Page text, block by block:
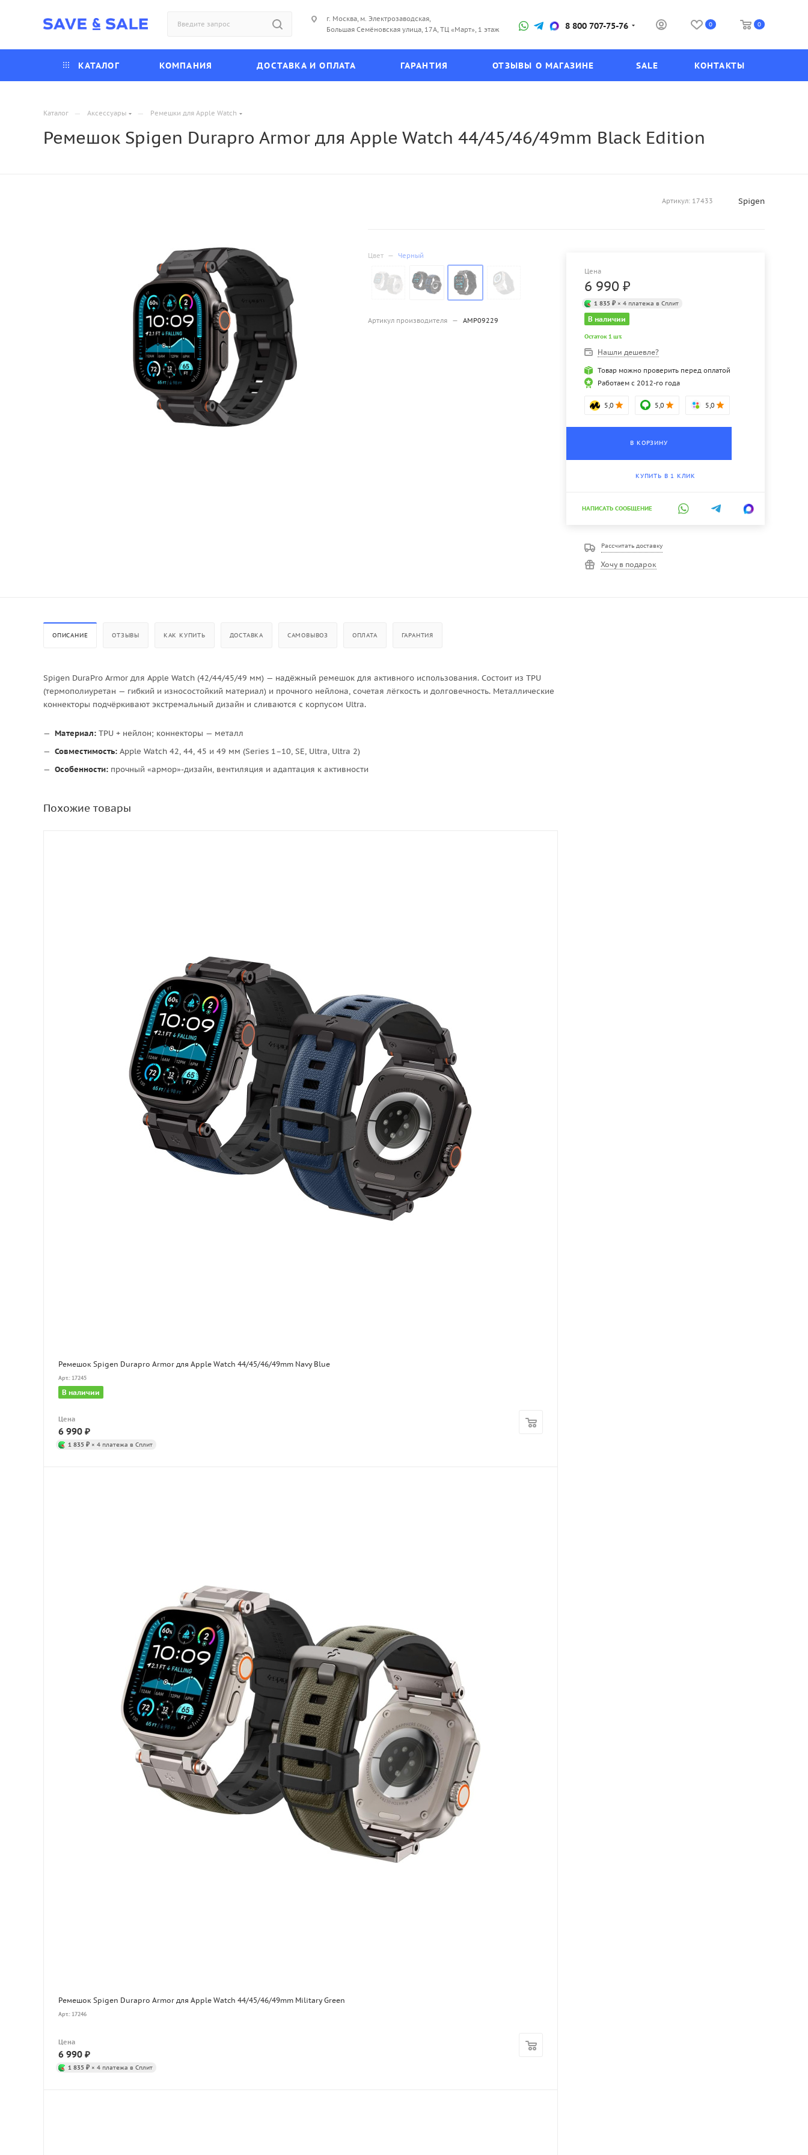
г. Москва, м. Электрозаводская,
Большая Семёновская улица, 17А, ТЦ «Март», 1 этаж
8 800 707-75-76 0 0
КАТАЛОГ КОМПАНИЯ ДОСТАВКА И ОПЛАТА ГАРАНТИЯ ОТЗЫВЫ О МАГАЗИНЕ SALE КОНТАКТЫ
Каталог — Аксессуары — Ремешки для Apple Watch
Ремешок Spigen Durapro Armor для Apple Watch 44/45/46/49mm Black Edition
Артикул: 17433 Spigen
Цвет — Черный
Артикул производителя — AMP09229
Цена
6 990 ₽
1 835 ₽ × 4 платежа в Сплит
В наличии
Остаток 1 шт.
Нашли дешевле?
Товар можно проверить перед оплатой
Работаем с 2012-го года
5,0 5,0 5,0
В КОРЗИНУ
КУПИТЬ В 1 КЛИК
НАПИСАТЬ СООБЩЕНИЕ
Рассчитать доставку
Хочу в подарок
ОПИСАНИЕ ОТЗЫВЫ КАК КУПИТЬ ДОСТАВКА САМОВЫВОЗ ОПЛАТА ГАРАНТИЯ
Spigen DuraPro Armor для Apple Watch (42/44/45/49 мм) — надёжный ремешок для активного использования. Состоит из TPU
(термополиуретан — гибкий и износостойкий материал) и прочного нейлона, сочетая лёгкость и долговечность. Металлические
коннекторы подчёркивают экстремальный дизайн и сливаются с корпусом Ultra.
Материал: TPU + нейлон; коннекторы — металл
Совместимость: Apple Watch 42, 44, 45 и 49 мм (Series 1–10, SE, Ultra, Ultra 2)
Особенности: прочный «армор»-дизайн, вентиляция и адаптация к активности
Похожие товары
Ремешок Spigen Durapro Armor для Apple Watch 44/45/46/49mm Navy Blue
Арт.: 17245
В наличии
Цена
6 990 ₽
1 835 ₽ × 4 платежа в Сплит
Ремешок Spigen Durapro Armor для Apple Watch 44/45/46/49mm Military Green
Арт.: 17246
Цена
6 990 ₽
1 835 ₽ × 4 платежа в Сплит